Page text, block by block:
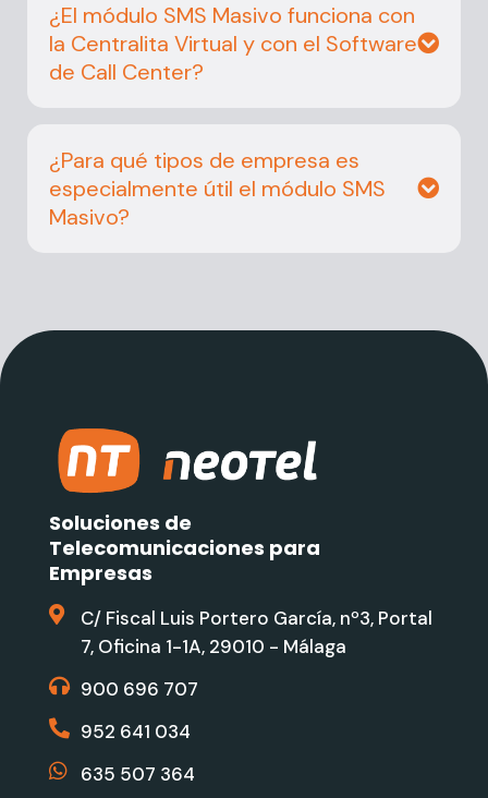
¿El módulo SMS Masivo funciona con
la Centralita Virtual y con el Software
de Call Center?
¿Para qué tipos de empresa es
especialmente útil el módulo SMS
Masivo?
Soluciones de
Telecomunicaciones para
Empresas
C/ Fiscal Luis Portero García, nº3, Portal
7, Oficina 1-1A, 29010 - Málaga
900 696 707
952 641 034
635 507 364